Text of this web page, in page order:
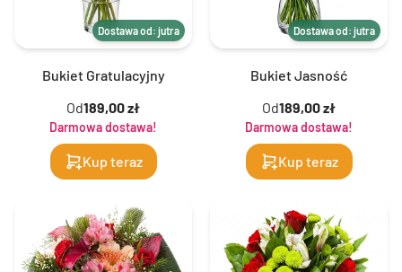
Dostawa od: jutra
Bukiet Gratulacyjny
Od189,00 zł
Darmowa dostawa!
Kup teraz
Dostawa od: jutra
Bukiet Jasność
Od189,00 zł
Darmowa dostawa!
Kup teraz